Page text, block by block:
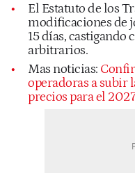
El Estatuto de los
modificaciones de
15 días, castigando
arbitrarios.
Mas noticias:
operadoras a subir
precios para el 2027